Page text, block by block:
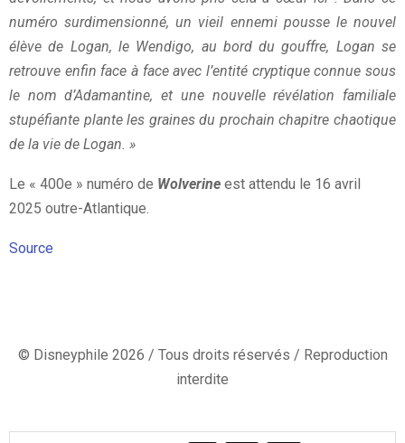
numéro surdimensionné, un vieil ennemi pousse le nouvel
élève de Logan, le Wendigo, au bord du gouffre, Logan se
retrouve enfin face à face avec l’entité cryptique connue sous
le nom d’Adamantine, et une nouvelle révélation familiale
stupéfiante plante les graines du prochain chapitre chaotique
de la vie de Logan. »
Le « 400e » numéro de Wolverine est attendu le 16 avril
2025 outre-Atlantique.
Source
© Disneyphile 2026 / Tous droits réservés / Reproduction
interdite